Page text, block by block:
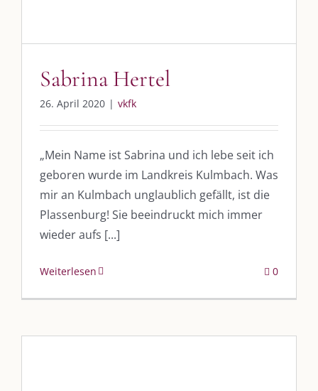
Sabrina Hertel
26. April 2020 | vkfk
„Mein Name ist Sabrina und ich lebe seit ich
geboren wurde im Landkreis Kulmbach. Was
mir an Kulmbach unglaublich gefällt, ist die
Plassenburg! Sie beeindruckt mich immer
wieder aufs [...]
Weiterlesen 0